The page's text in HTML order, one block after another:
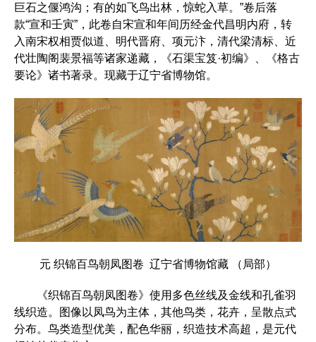
巨石之偃鸿沟；有的如飞鸟出林，惊蛇入草。”卷后落
款“宣和壬寅”，此卷自宋宣和年间历经金代昌明内府，转
入南宋权相贾似道、明代晋府、项元汴，清代梁清标、近
代壮陶阁裴景福等诸家递藏，《石渠宝笈·初编》、《格古
要论》诸书著录。现藏于辽宁省博物馆。
元 织锦百鸟朝凤图卷 辽宁省博物馆藏 （局部）
《织锦百鸟朝凤图卷》使用多色丝线及金线和孔雀羽
线织造。图像以凤鸟为主体，其他鸟类，花卉，呈散点式
分布。鸟类造型优美，配色华丽，织造技术高超，是元代